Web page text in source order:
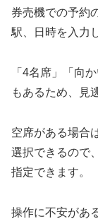
券売機での予約
駅、日時を入力
「4名席」「向
もあるため、見
空席がある場合
選択できるので
指定できます。
操作に不安があ